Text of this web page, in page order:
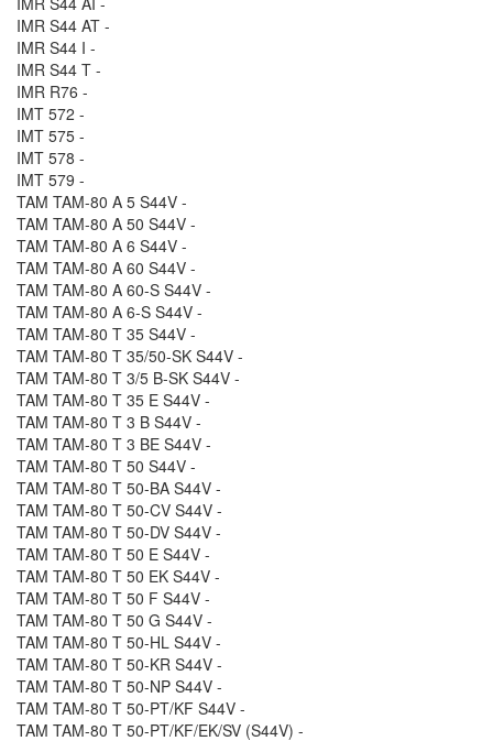
IMR S44 AT -
IMR S44 I -
IMR S44 T -
IMR R76 -
IMT 572 -
IMT 575 -
IMT 578 -
IMT 579 -
TAM TAM-80 A 5 S44V -
TAM TAM-80 A 50 S44V -
TAM TAM-80 A 6 S44V -
TAM TAM-80 A 60 S44V -
TAM TAM-80 A 60-S S44V -
TAM TAM-80 A 6-S S44V -
TAM TAM-80 T 35 S44V -
TAM TAM-80 T 35/50-SK S44V -
TAM TAM-80 T 3/5 B-SK S44V -
TAM TAM-80 T 35 E S44V -
TAM TAM-80 T 3 B S44V -
TAM TAM-80 T 3 BE S44V -
TAM TAM-80 T 50 S44V -
TAM TAM-80 T 50-BA S44V -
TAM TAM-80 T 50-CV S44V -
TAM TAM-80 T 50-DV S44V -
TAM TAM-80 T 50 E S44V -
TAM TAM-80 T 50 EK S44V -
TAM TAM-80 T 50 F S44V -
TAM TAM-80 T 50 G S44V -
TAM TAM-80 T 50-HL S44V -
TAM TAM-80 T 50-KR S44V -
TAM TAM-80 T 50-NP S44V -
TAM TAM-80 T 50-PT/KF S44V -
TAM TAM-80 T 50-PT/KF/EK/SV (S44V) -